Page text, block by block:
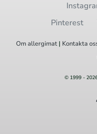
Pinterest
Om allergimat | Kontakta
© 1999 -